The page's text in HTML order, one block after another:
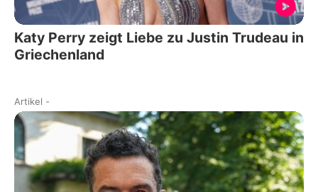
Katy Perry zeigt Liebe zu Justin Trudeau in
Griechenland
Artikel -